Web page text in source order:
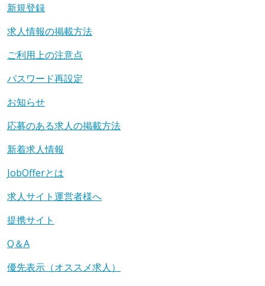
新規登録
求人情報の掲載方法
ご利用上の注意点
パスワード再設定
お知らせ
応募のある求人の掲載方法
新着求人情報
JobOfferとは
求人サイト運営者様へ
提携サイト
Q＆A
優先表示（オススメ求人）